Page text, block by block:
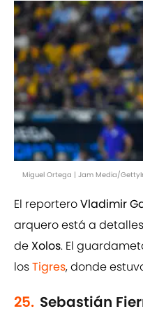
Miguel Ortega | Jam Media/
El reporteroVladimir
arquero está a
de Xolos. El
losTigres, donde
25. Sebastián